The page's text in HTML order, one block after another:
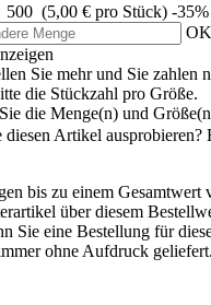
500 (5,00 € pro Stück) -35%
OK
Sie mehr und Sie zahlen
die Stückzahl pro Größe.
die Menge(n) und
diesen Artikel ausprobieren?
bis zu einem Gesamtwert
über diesem
Sie eine Bestellung für
ohne Aufdruck